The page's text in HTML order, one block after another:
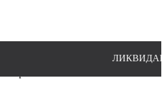
ЛИКВИДАЦИЯ